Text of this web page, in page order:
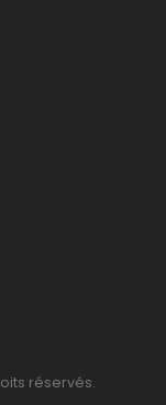
réservés.